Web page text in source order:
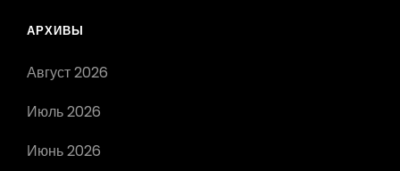
АРХИВЫ
Август 2026
Июль 2026
Июнь 2026